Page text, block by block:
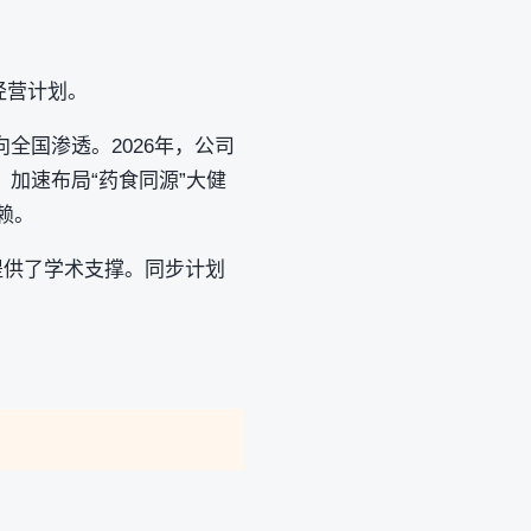
计划。
国渗透。2026年，公司
速布局“药食同源”大健
了学术支撑。同步计划